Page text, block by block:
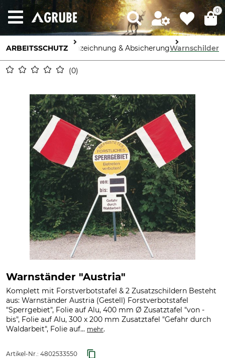
0
ARBEITSSCHUTZKennzeichnung & AbsicherungWarnschilder
0
Warnständer "Austria"
Komplett mit Forstverbotstafel & 2 Zusatzschildern Besteht
aus: Warnständer Austria (Gestell) Forstverbotstafel
"Sperrgebiet", Folie auf Alu, 400 mm Ø Zusatztafel "von -
bis", Folie auf Alu, 300 x 200 mm Zusatztafel "Gefahr durch
Waldarbeit", Folie auf... mehr.
Artikel-Nr.: 4802533550